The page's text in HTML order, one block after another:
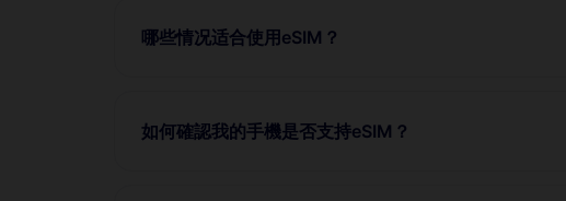
哪些情况适合使用eSIM？
如何確認我的手機是否支持eSIM？